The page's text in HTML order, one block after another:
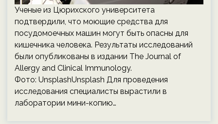
Ученые из Цюрихского университета
подтвердили, что моющие средства для
посудомоечных машин могут быть опасны для
кишечника человека. Результаты исследований
были опубликованы в издании The Journal of
Allergy and Clinical Immunology.
Фото: UnsplashUnsplash Для проведения
исследования специалисты вырастили в
лаборатории мини-копию…